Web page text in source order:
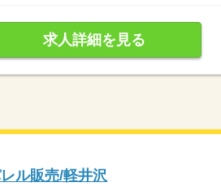
求人詳細を見る
ル販売/軽井沢